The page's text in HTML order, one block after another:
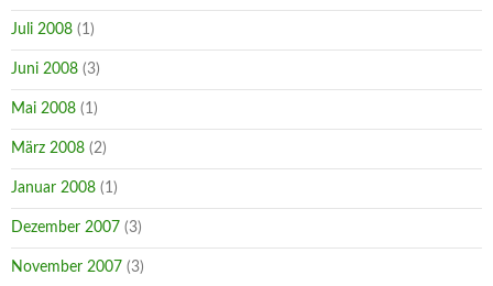
Juli 2008 (1)
Juni 2008 (3)
Mai 2008 (1)
März 2008 (2)
Januar 2008 (1)
Dezember 2007 (3)
November 2007 (3)